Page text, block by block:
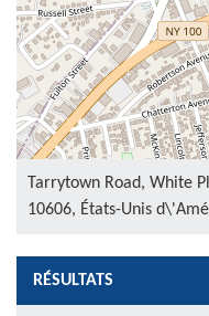
Tarrytown Road, White
10606, États-Unis
RÉSULTATS